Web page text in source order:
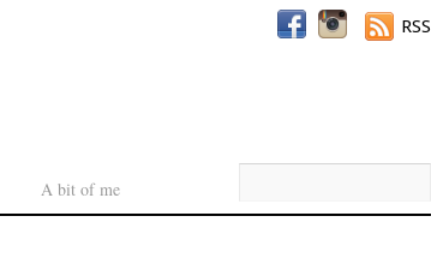
A bit of me
RSS